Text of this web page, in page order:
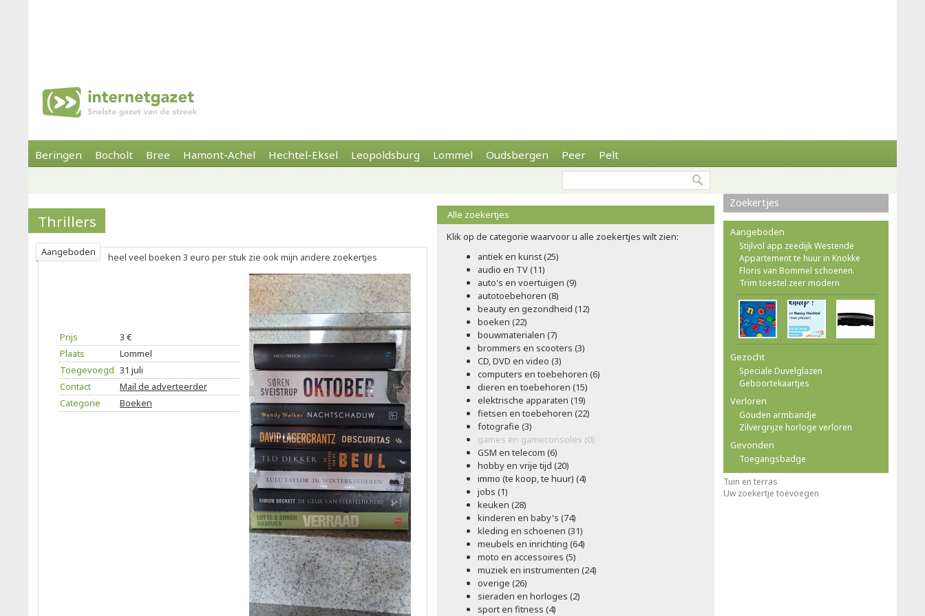
Beringen Bocholt Bree Hamont-Achel Hechtel-Eksel Leopoldsburg Lommel Oudsbergen Peer Pelt
Thrillers
Aangeboden heel veel boeken 3 euro per stuk zie ook mijn andere zoekertjes
Prijs
3 €
Plaats
Lommel
Toegevoegd 31 juli
Contact
Mail de adverteerder
Categorie
Boeken
Alle zoekertjes
Klik op de categorie waarvoor u alle zoekertjes wilt zien:
antiek en kunst (25)
audio en TV (11)
auto's en voertuigen (9)
autotoebehoren (8)
beauty en gezondheid (12)
boeken (22)
bouwmaterialen (7)
brommers en scooters (3)
CD, DVD en video (3)
computers en toebehoren (6)
dieren en toebehoren (15)
elektrische apparaten (19)
fietsen en toebehoren (22)
fotografie (3)
games en gameconsoles (0)
GSM en telecom (6)
hobby en vrije tijd (20)
immo (te koop, te huur) (4)
jobs (1)
keuken (28)
kinderen en baby's (74)
kleding en schoenen (31)
meubels en inrichting (64)
moto en accessoires (5)
muziek en instrumenten (24)
overige (26)
sieraden en horloges (2)
sport en fitness (4)
Zoekertjes
Aangeboden
Stijlvol app zeedijk Westende
Appartement te huur in Knokke
Floris van Bommel schoenen.
Trim toestel zeer modern
Gezocht
Speciale Duvelglazen
Geboortekaartjes
Verloren
Gouden armbandje
Zilvergrijze horloge verloren
Gevonden
Toegangsbadge
Tuin en terras
Uw zoekertje toevoegen